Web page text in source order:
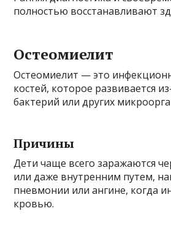
полностью восстанавливают
Остеомиелит
Остеомиелит — это
костей, которое развивается
бактерий или других
Причины
Дети чаще всего заражаются
или даже внутренним путем,
пневмонии или ангине, когда
кровью.